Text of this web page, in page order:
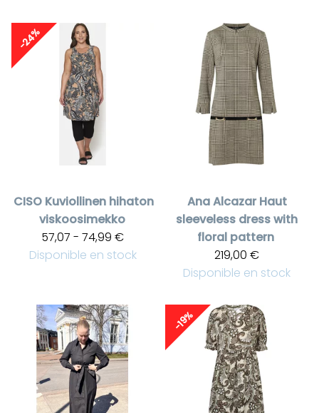
-24%
CISO Kuviollinen hihaton
viskoosimekko
57,07 - 74,99 €
Disponible en stock
Ana Alcazar Haut
sleeveless dress with
floral pattern
219,00 €
Disponible en stock
-19%